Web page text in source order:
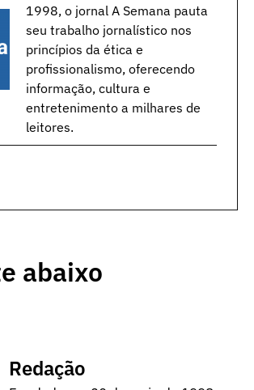
1998, o jornal A Semana pauta
seu trabalho jornalístico nos
princípios da ética e
profissionalismo, oferecendo
informação, cultura e
entretenimento a milhares de
leitores.
abaixo
Redação